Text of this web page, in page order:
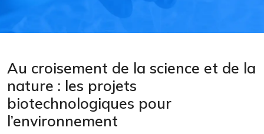
Au croisement de la science et de la
nature : les projets
biotechnologiques pour
l’environnement